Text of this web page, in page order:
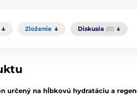
Zloženie Diskusia (0)
určený na hĺbkovú hydratáciu a